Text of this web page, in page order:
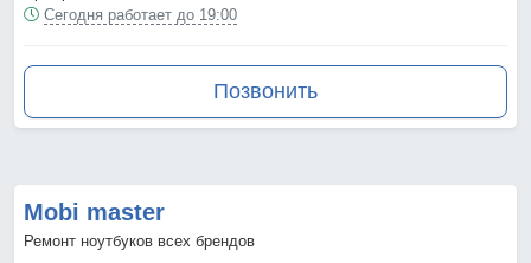
Сегодня работает до 19:00
Позвонить
Mobi master
Ремонт ноутбуков всех брендов